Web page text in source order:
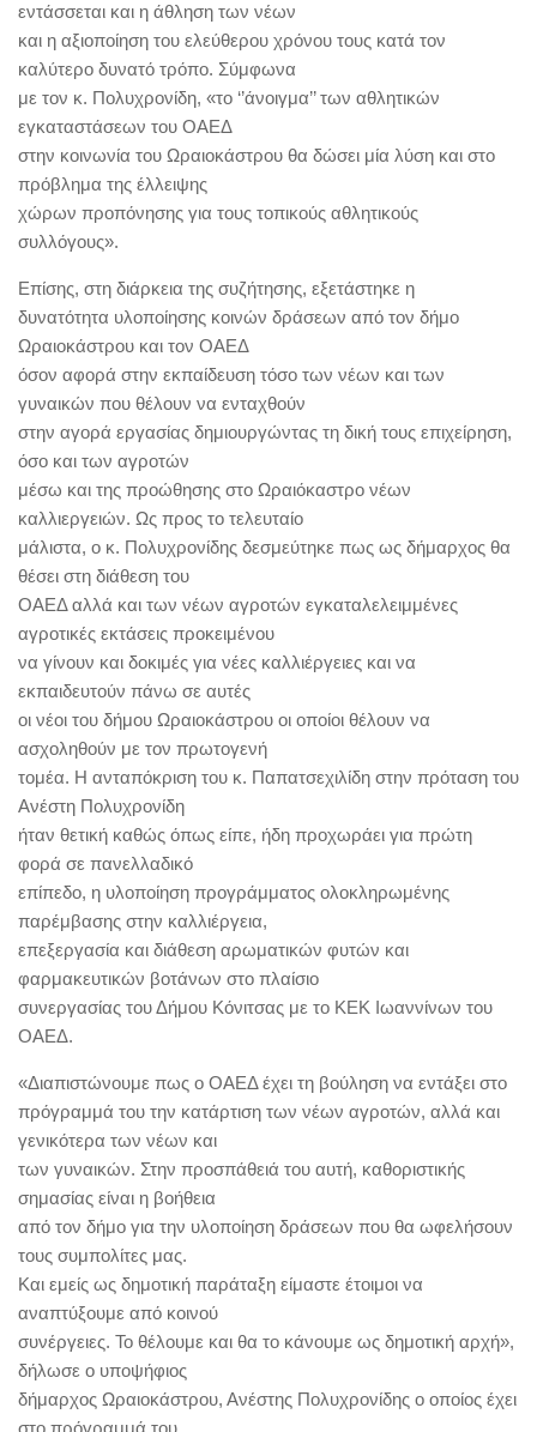
εντάσσεται και η άθληση των νέων
και η αξιοποίηση του ελεύθερου χρόνου τους κατά τον
καλύτερο δυνατό τρόπο. Σύμφωνα
με τον κ. Πολυχρονίδη, «το ‘’άνοιγμα’’ των αθλητικών
εγκαταστάσεων του ΟΑΕΔ
στην κοινωνία του Ωραιοκάστρου θα δώσει μία λύση και στο
πρόβλημα της έλλειψης
χώρων προπόνησης για τους τοπικούς αθλητικούς
συλλόγους».
Επίσης, στη διάρκεια της συζήτησης, εξετάστηκε η
δυνατότητα υλοποίησης κοινών δράσεων από τον δήμο
Ωραιοκάστρου και τον ΟΑΕΔ
όσον αφορά στην εκπαίδευση τόσο των νέων και των
γυναικών που θέλουν να ενταχθούν
στην αγορά εργασίας δημιουργώντας τη δική τους επιχείρηση,
όσο και των αγροτών
μέσω και της προώθησης στο Ωραιόκαστρο νέων
καλλιεργειών. Ως προς το τελευταίο
μάλιστα, ο κ. Πολυχρονίδης δεσμεύτηκε πως ως δήμαρχος θα
θέσει στη διάθεση του
ΟΑΕΔ αλλά και των νέων αγροτών εγκαταλελειμμένες
αγροτικές εκτάσεις προκειμένου
να γίνουν και δοκιμές για νέες καλλιέργειες και να
εκπαιδευτούν πάνω σε αυτές
οι νέοι του δήμου Ωραιοκάστρου οι οποίοι θέλουν να
ασχοληθούν με τον πρωτογενή
τομέα. Η ανταπόκριση του κ. Παπατσεχιλίδη στην πρόταση του
Ανέστη Πολυχρονίδη
ήταν θετική καθώς όπως είπε, ήδη προχωράει για πρώτη
φορά σε πανελλαδικό
επίπεδο, η υλοποίηση προγράμματος ολοκληρωμένης
παρέμβασης στην καλλιέργεια,
επεξεργασία και διάθεση αρωματικών φυτών και
φαρμακευτικών βοτάνων στο πλαίσιο
συνεργασίας του Δήμου Κόνιτσας με το ΚΕΚ Ιωαννίνων του
ΟΑΕΔ.
«Διαπιστώνουμε πως ο ΟΑΕΔ έχει τη βούληση να εντάξει στο
πρόγραμμά του την κατάρτιση των νέων αγροτών, αλλά και
γενικότερα των νέων και
των γυναικών. Στην προσπάθειά του αυτή, καθοριστικής
σημασίας είναι η βοήθεια
από τον δήμο για την υλοποίηση δράσεων που θα ωφελήσουν
τους συμπολίτες μας.
Και εμείς ως δημοτική παράταξη είμαστε έτοιμοι να
αναπτύξουμε από κοινού
συνέργειες. Το θέλουμε και θα το κάνουμε ως δημοτική αρχή»,
δήλωσε ο υποψήφιος
δήμαρχος Ωραιοκάστρου, Ανέστης Πολυχρονίδης ο οποίος έχει
στο πρόγραμμά του